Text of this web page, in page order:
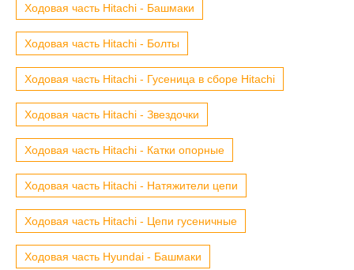
Ходовая часть Hitachi - Башмаки
Ходовая часть Hitachi - Болты
Ходовая часть Hitachi - Гусеница в сборе Hitachi
Ходовая часть Hitachi - Звездочки
Ходовая часть Hitachi - Катки опорные
Ходовая часть Hitachi - Натяжители цепи
Ходовая часть Hitachi - Цепи гусеничные
Ходовая часть Hyundai - Башмаки